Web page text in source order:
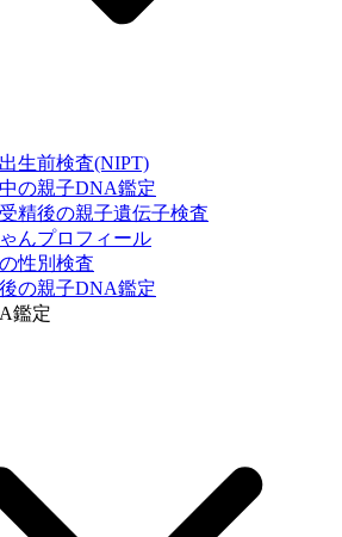
生前検査(NIPT)
の親子DNA鑑定
精後の親子遺伝子検査
んプロフィール
性別検査
の親子DNA鑑定
鑑定